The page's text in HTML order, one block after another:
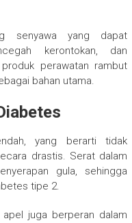
senyawa yang dapat
kerontokan, dan
perawatan rambut
bahan utama.
yang berarti tidak
drastis. Serat dalam
gula, sehingga
tipe 2.
juga berperan dalam